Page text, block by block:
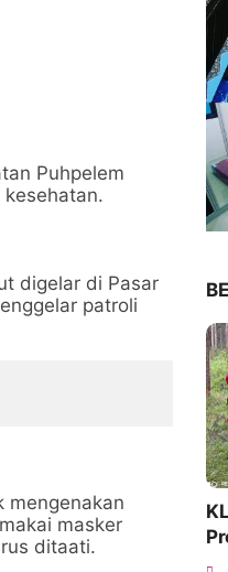
Puhpelem
digelar di Pasar
patroli
mengenakan
masker
ditaati.